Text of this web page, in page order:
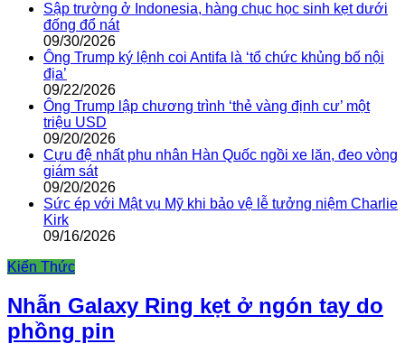
Sập trường ở Indonesia, hàng chục học sinh kẹt dưới
đống đổ nát
09/30/2026
Ông Trump ký lệnh coi Antifa là ‘tổ chức khủng bố nội
địa’
09/22/2026
Ông Trump lập chương trình ‘thẻ vàng định cư’ một
triệu USD
09/20/2026
Cựu đệ nhất phu nhân Hàn Quốc ngồi xe lăn, đeo vòng
giám sát
09/20/2026
Sức ép với Mật vụ Mỹ khi bảo vệ lễ tưởng niệm Charlie
Kirk
09/16/2026
Kiến Thức
Nhẫn Galaxy Ring kẹt ở ngón tay do
phồng pin